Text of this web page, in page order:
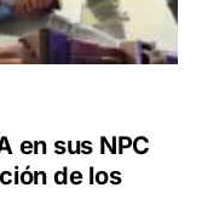
en sus NPC
de los